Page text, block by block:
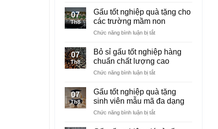
tốt
nghiệp
cầm
bằng
nghiệp
thêu
riêng
07
Th8
Gấu tốt nghiệp quà tặng cho
các trường mầm non
Chức năng bình luận bị tắtở
tốt
nghiệp
quà
tặng
các
trường
non
07
Th8
Bỏ sỉ gấu tốt nghiệp hàng
chuẩn chất lượng cao
Chức năng bình luận bị tắtở
sỉ
gấu
tốt
nghiệp
07
Th8
Gấu tốt nghiệp quà tặng
sinh viên mẫu mã đa dạng
Chức năng bình luận bị tắtở